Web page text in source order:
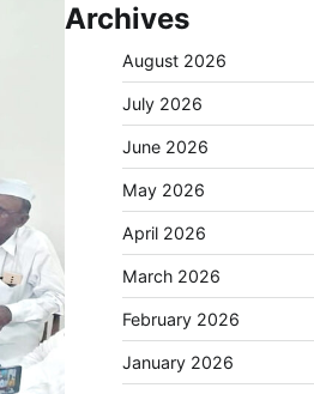
Archives
August 2026
July 2026
June 2026
May 2026
April 2026
March 2026
February 2026
January 2026